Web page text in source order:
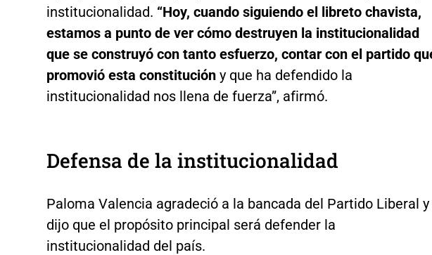
institucionalidad. “Hoy, cuando siguiendo el libreto chavista,
estamos a punto de ver cómo destruyen la institucionalidad
que se construyó con tanto esfuerzo, contar con el partido
promovió esta constitucióny que ha defendido la
institucionalidad nos llena de fuerza”, afirmó.
Defensa de la institucionalidad
Paloma Valencia agradeció a la bancada del Partido Liberal y
dijo que el propósito principal será defender la
institucionalidad del país.